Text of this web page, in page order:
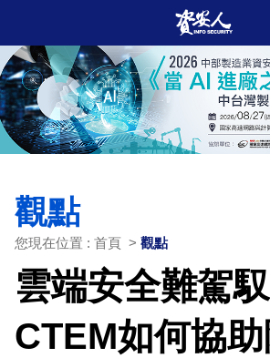
觀點
您現在位置 : 首頁 > 觀點
雲端安全難駕
CTEM如何協